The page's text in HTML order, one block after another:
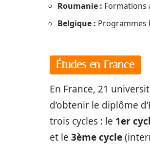
Roumanie : Formations
Belgique : Programmes
Études en France
En France, 21
d’obtenir le diplôme
trois cycles : le 1er
et le 3ème cycle